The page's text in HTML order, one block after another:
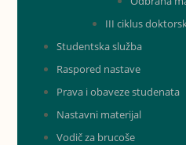
III ciklus
Studentska služba
Raspored nastave
Prava i obaveze studenata
Nastavni materijal
Vodič za brucoše